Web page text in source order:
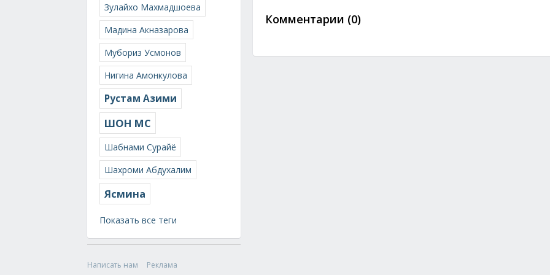
Зулайхо Махмадшоева
Мадина Акназарова
Мубориз Усмонов
Нигина Амонкулова
Рустам Азими
ШОН МС
Шабнами Сурайё
Шахроми Абдухалим
Ясмина
Показать все теги
Написать нам
Реклама
Комментарии (0)